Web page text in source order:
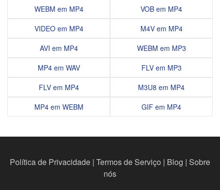
WEBM em MP4
VIDEO em MP4
AVI em MP4
MP4 em WAV
FLV em MP4
MP4 em WEBM
VOB em MP4
M4V em MP4
WEBM em MP3
FLV em MP3
M3U8 em MP4
GIF em MP4
Política de Privacidade | Termos de Serviço | Blog | Sobre
nós